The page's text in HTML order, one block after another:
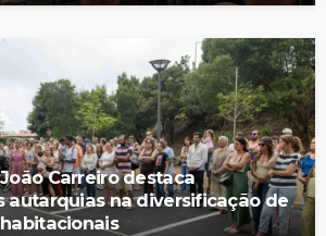
João Carreiro destaca
autarquias na diversificação de